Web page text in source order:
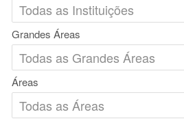
Grandes Áreas
Áreas